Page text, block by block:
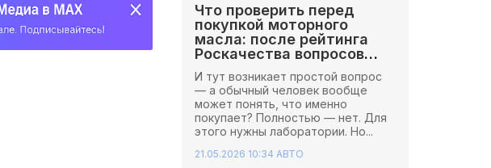
Что проверить перед
покупкой моторного
масла: после рейтинга
Роскачества вопросов
стало больше
И тут возникает простой вопрос
— а обычный человек вообще
может понять, что именно
покупает? Полностью — нет. Для
этого нужны лаборатории. Но...
21.05.2026 10:34 АВТО